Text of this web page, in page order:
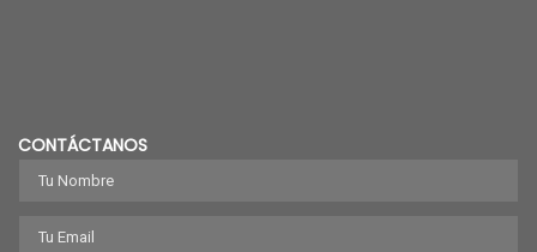
Lamas de PVC
CONTÁCTANOS